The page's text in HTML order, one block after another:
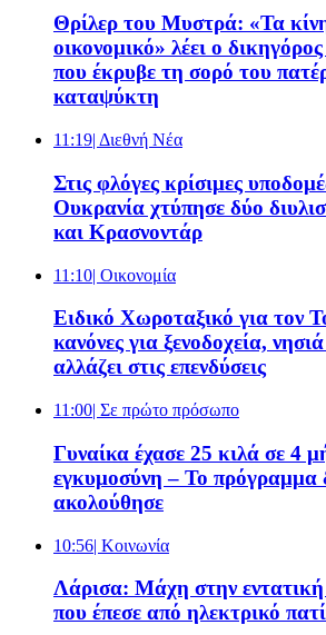
Θρίλερ του Μυστρά: «Τα
οικονομικό» λέει ο
που έκρυβε τη σορό του
καταψύκτη
11:19| Διεθνή Νέα
Στις φλόγες κρίσιμες
Ουκρανία χτύπησε δύο
και Κρασνοντάρ
11:10| Oικονομία
Ειδικό Χωροταξικό για τον
κανόνες για ξενοδοχεία,
αλλάζει στις επενδύσεις
11:00| Σε πρώτο πρόσωπο
Γυναίκα έχασε 25 κιλά σε 4
εγκυμοσύνη – Το πρόγραμμα
ακολούθησε
10:56| Κοινωνία
Λάρισα: Μάχη στην εντατική
που έπεσε από ηλεκτρικό